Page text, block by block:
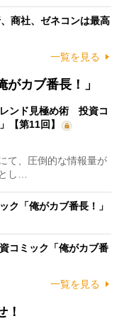
商社、ゼネコンは最高
一覧を見る
カブ番長！」
レンド見極め術 投資コ
【第11回】
て、圧倒的な情報量が
し…
「俺がカブ番長！」
コミック「俺がカブ番
一覧を見る
！